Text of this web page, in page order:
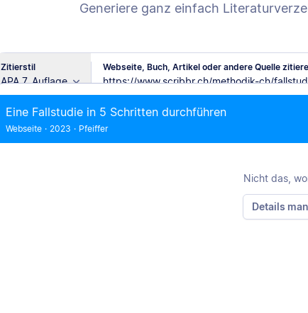
Generiere ganz einfach
Webseite, Buch, Artikel oder andere Quelle
Zitierstil
APA 7. Auflage
Eine Fallstudie in 5 Schritten durchführen
Webseite · 2023 · Pfeiffer
Nicht das,
Details